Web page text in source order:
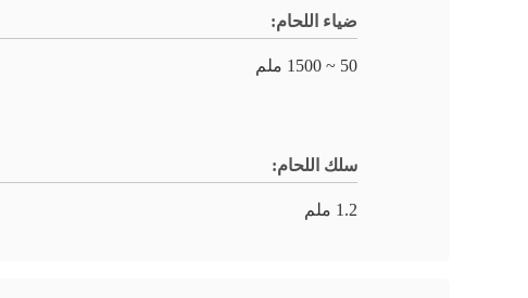
ضياء اللحام:
50 ~ 1500 ملم
سلك اللحام:
1.2 ملم